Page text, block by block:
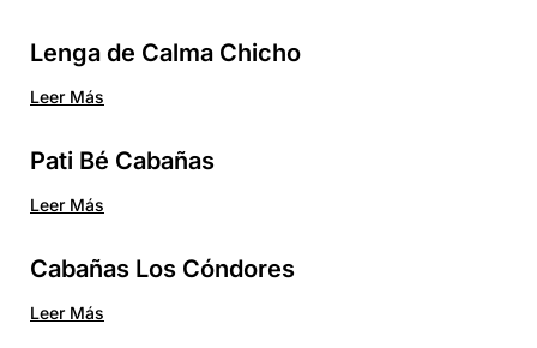
Lenga de Calma Chicho
Leer Más
Pati Bé Cabañas
Leer Más
Cabañas Los Cóndores
Leer Más